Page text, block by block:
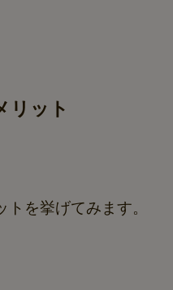
リット
を挙げてみます。